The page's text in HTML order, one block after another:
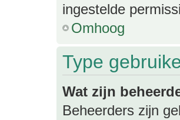
ingestelde
Omhoog
Type
Wat zijn
Beheerders zijn